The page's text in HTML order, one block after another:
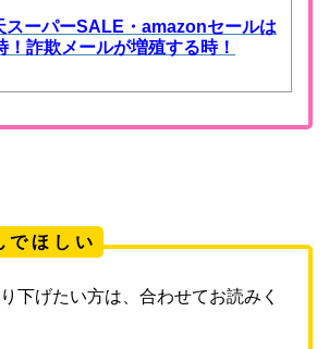
スーパーSALE・amazonセールは
！詐欺メールが増殖する時！
で ほ し い
下げたい方は、合わせてお読みく